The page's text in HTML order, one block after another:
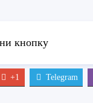
кнопку
+1 Telegram